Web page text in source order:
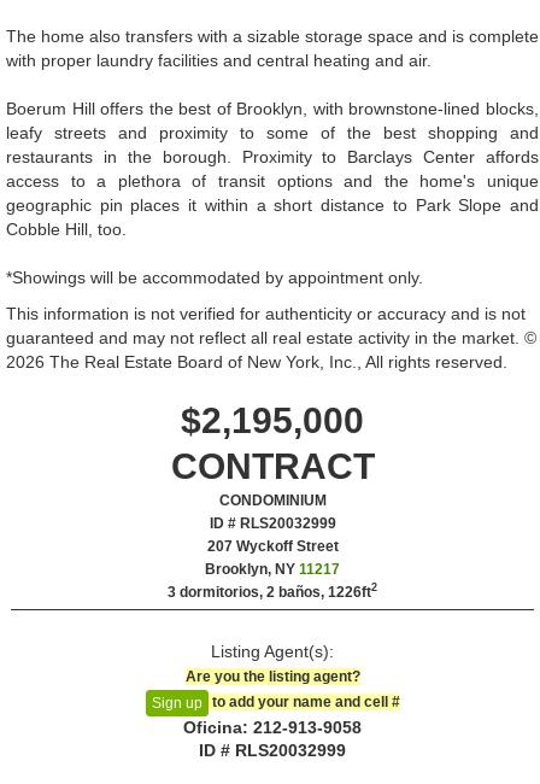
The home also transfers with a sizable storage space and is complete
with proper laundry facilities and central heating and air.
Boerum Hill offers the best of Brooklyn, with brownstone-lined blocks,
leafy streets and proximity to some of the best shopping and
restaurants in the borough. Proximity to Barclays Center affords
access to a plethora of transit options and the home's unique
geographic pin places it within a short distance to Park Slope and
Cobble Hill, too.
*Showings will be accommodated by appointment only.
This information is not verified for authenticity or accuracy and is not
guaranteed and may not reflect all real estate activity in the market. ©
2026 The Real Estate Board of New York, Inc., All rights reserved.
$2,195,000
CONTRACT
CONDOMINIUM
ID # RLS20032999
‎207 Wyckoff Street
Brooklyn, NY 11217
3 dormitorios, 2 baños, 1226ft2
Listing Agent(s):‎
Are you the listing agent?
Sign up
to add your name and cell #‎
Oficina: ‍212-913-9058
ID # RLS20032999